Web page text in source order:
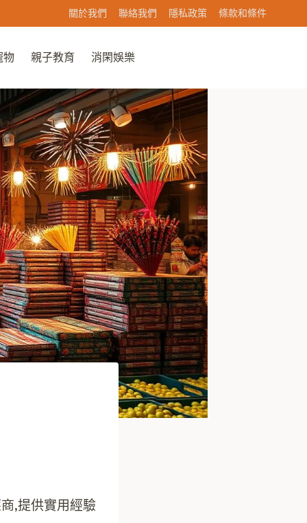
關於我們 聯絡我們 隱私政策 條款和條件
物 親子教育 消閑娛樂
,提供實用經驗